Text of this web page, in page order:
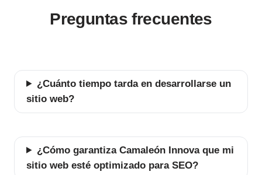
Preguntas frecuentes
¿Cuánto tiempo tarda en desarrollarse un
sitio web?
¿Cómo garantiza Camaleón Innova que mi
sitio web esté optimizado para SEO?